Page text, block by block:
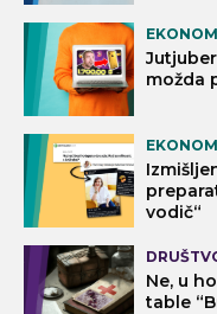
možda
vodič“
Ne, u
table